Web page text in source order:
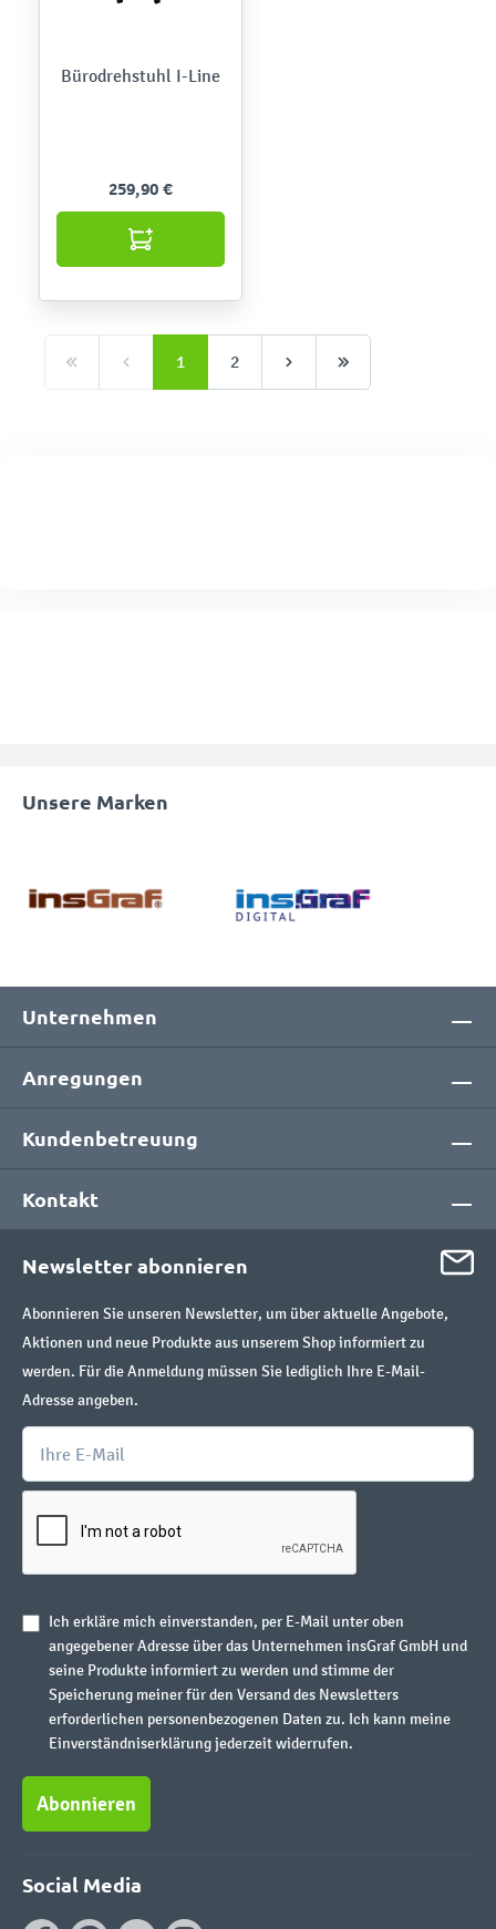
Bürodrehstuhl I-Line
259,90 €
1 2
Unsere Marken
Unternehmen
Anregungen
Kundenbetreuung
Kontakt
Newsletter abonnieren
Abonnieren Sie unseren Newsletter, um über aktuelle Angebote,
Aktionen und neue Produkte aus unserem Shop informiert zu
werden. Für die Anmeldung müssen Sie lediglich Ihre E-Mail-
Adresse angeben.
Ich erkläre mich einverstanden, per E-Mail unter oben
angegebener Adresse über das Unternehmen insGraf GmbH und
seine Produkte informiert zu werden und stimme der
Speicherung meiner für den Versand des Newsletters
erforderlichen personenbezogenen Daten zu. Ich kann meine
Einverständniserklärung jederzeit widerrufen.
Abonnieren
Social Media